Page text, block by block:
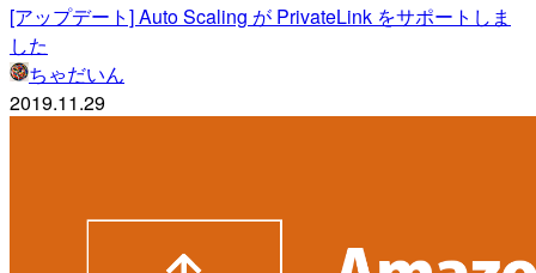
[アップデート] Auto Scaling が PrivateLink をサポートしま
した
ちゃだいん
2019.11.29